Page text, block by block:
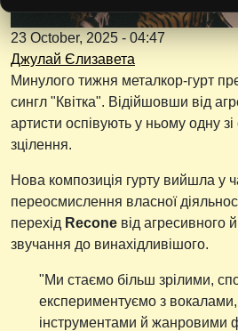
23 October, 2025 - 04:47
Джулай Єлизавета
Минулого тижня металкор-гурт
сингл "Квітка". Відійшовши від
артисти оспівують у ньому одну
зцілення.
Нова композиція гурту вийшла у
переосмислення власної
перехід Recone від агресивного
звучання до винахідливішого.
"Ми стаємо більш зрілими,
експериментуємо з
інструментами й жанровими